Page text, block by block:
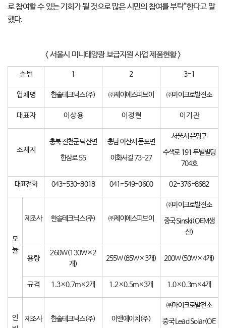
로 참여할 수 있는 기회가 될 것으로 많은 시민의 참여를 부탁”한다고 말
했다.
< 서울시 미니태양광 보급지원 사업 제품현황 >
순 번 1 2 3-1
업 체 명 한솔테크닉스(주) ㈜제이에스피브이 ㈜마이크로발전소
대 표 자 이 상 용 이 정 현 이 기 관
소 재 지
충북 진천군 덕산면
한삼로 55
충남 아산시 둔포면
이화서길 73-27
서울시 은평구
수색로 191 두빌빌딩
704호
대표전화 043-530-8018 041-549-0600 02-376-8682
모
듈
제조사 한솔테크닉스(주) ㈜제이에스피브이
㈜마이크로발전소
중국 Sinski(OEM생
산)
용 량
260W(130W×2
개)
255W(85W×3개) 200W(50W×4개)
규 격 1.3×0.7m×2개 1.2×0.5m×3개 1.0×0.3m×4개
인
제조사 한솔테크닉스(주) 이앤에이치(주)
㈜마이크로발전소
중국 Lead Solar(OE